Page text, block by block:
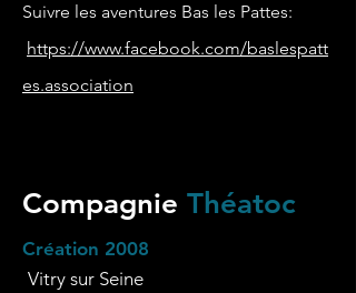
Suivre les aventures Bas les Pattes:
https://www.facebook.com/baslespatt
es.association
Compagnie Théatoc
Création 2008
Vitry sur Seine